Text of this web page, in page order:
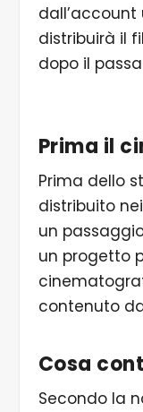
distribuirà il
dopo il
Prima il
Prima dello
distribuito
un
un progetto
contenuto
Cosa
Secondo la